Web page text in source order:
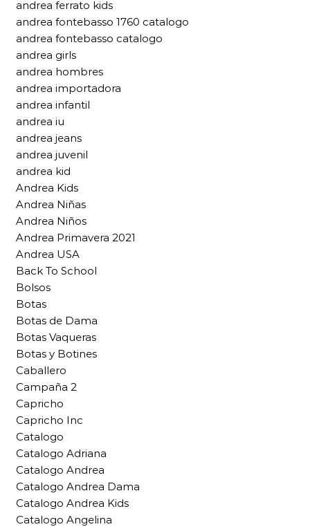
andrea ferrato kids
andrea fontebasso 1760 catalogo
andrea fontebasso catalogo
andrea girls
andrea hombres
andrea importadora
andrea infantil
andrea iu
andrea jeans
andrea juvenil
andrea kid
Andrea Kids
Andrea Niñas
Andrea Niños
Andrea Primavera 2021
Andrea USA
Back To School
Bolsos
Botas
Botas de Dama
Botas Vaqueras
Botas y Botines
Caballero
Campaña 2
Capricho
Capricho Inc
Catalogo
Catalogo Adriana
Catalogo Andrea
Catalogo Andrea Dama
Catalogo Andrea Kids
Catalogo Angelina